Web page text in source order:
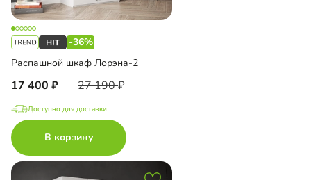
-36%
Распашной шкаф Лорэна-2
17 400 27 190
Доступно для доставки
В корзину